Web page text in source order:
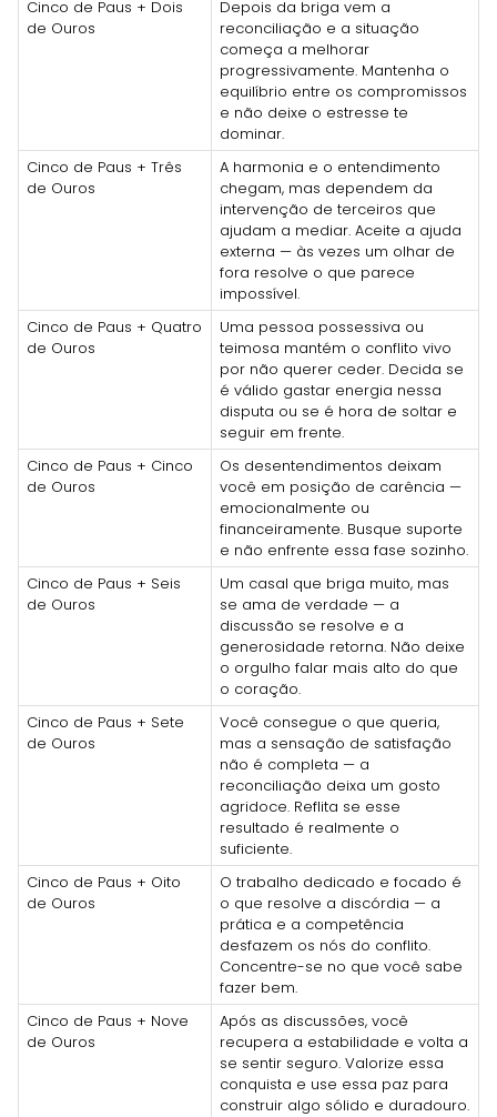
Cinco de Paus + Dois
de Ouros
Depois da briga vem a
reconciliação e a situação
começa a melhorar
progressivamente. Mantenha o
equilíbrio entre os compromissos
e não deixe o estresse te
dominar.
Cinco de Paus + Três
de Ouros
A harmonia e o entendimento
chegam, mas dependem da
intervenção de terceiros que
ajudam a mediar. Aceite a ajuda
externa — às vezes um olhar de
fora resolve o que parece
impossível.
Cinco de Paus + Quatro
de Ouros
Uma pessoa possessiva ou
teimosa mantém o conflito vivo
por não querer ceder. Decida se
é válido gastar energia nessa
disputa ou se é hora de soltar e
seguir em frente.
Cinco de Paus + Cinco
de Ouros
Os desentendimentos deixam
você em posição de carência —
emocionalmente ou
financeiramente. Busque suporte
e não enfrente essa fase sozinho.
Cinco de Paus + Seis
de Ouros
Um casal que briga muito, mas
se ama de verdade — a
discussão se resolve e a
generosidade retorna. Não deixe
o orgulho falar mais alto do que
o coração.
Cinco de Paus + Sete
de Ouros
Você consegue o que queria,
mas a sensação de satisfação
não é completa — a
reconciliação deixa um gosto
agridoce. Reflita se esse
resultado é realmente o
suficiente.
Cinco de Paus + Oito
de Ouros
O trabalho dedicado e focado é
o que resolve a discórdia — a
prática e a competência
desfazem os nós do conflito.
Concentre-se no que você sabe
fazer bem.
Cinco de Paus + Nove
de Ouros
Após as discussões, você
recupera a estabilidade e volta a
se sentir seguro. Valorize essa
conquista e use essa paz para
construir algo sólido e duradouro.